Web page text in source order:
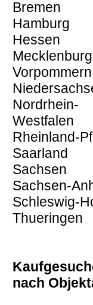
Bremen
Hamburg
Hessen
Vorpommern
Nordrhein-
Westfalen
Rheinland-
Saarland
Sachsen
Sachsen-
Schleswig-
Thueringen
nach